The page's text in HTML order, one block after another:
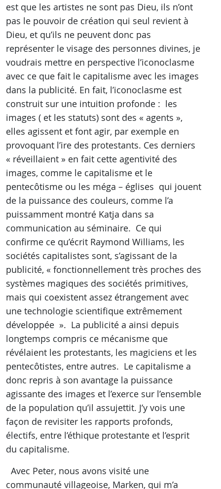
est que les artistes ne sont pas Dieu, ils n’ont
pas le pouvoir de création qui seul revient à
Dieu, et qu’ils ne peuvent donc pas
représenter le visage des personnes divines, je
voudrais mettre en perspective l’iconoclasme
avec ce que fait le capitalisme avec les images
dans la publicité. En fait, l’iconoclasme est
construit sur une intuition profonde : les
images ( et les statuts) sont des « agents »,
elles agissent et font agir, par exemple en
provoquant l’ire des protestants. Ces derniers
« réveillaient » en fait cette agentivité des
images, comme le capitalisme et le
pentecôtisme ou les méga – églises qui jouent
de la puissance des couleurs, comme l’a
puissamment montré Katja dans sa
communication au séminaire. Ce qui
confirme ce qu’écrit Raymond Williams, les
sociétés capitalistes sont, s’agissant de la
publicité, « fonctionnellement très proches des
systèmes magiques des sociétés primitives,
mais qui coexistent assez étrangement avec
une technologie scientifique extrêmement
développée ». La publicité a ainsi depuis
longtemps compris ce mécanisme que
révélaient les protestants, les magiciens et les
pentecôtistes, entre autres. Le capitalisme a
donc repris à son avantage la puissance
agissante des images et l’exerce sur l’ensemble
de la population qu’il assujettit. J’y vois une
façon de revisiter les rapports profonds,
électifs, entre l’éthique protestante et l’esprit
du capitalisme.
Avec Peter, nous avons visité une
communauté villageoise, Marken, qui m’a